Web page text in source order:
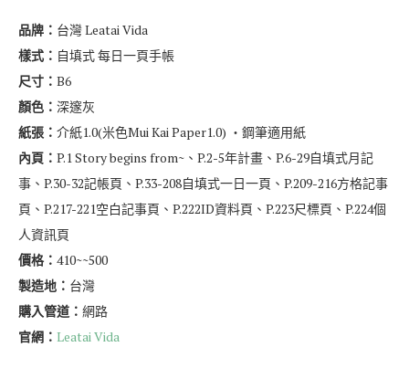
品牌： 台灣 Leatai Vida
樣式： 自填式 每日一頁手帳
尺寸： B6
顏色： 深邃灰
紙張： 介紙1.0(米色Mui Kai Paper1.0) ‧鋼筆適用紙
內頁： P.1 Story begins from~、P.2-5年計畫、P.6-29自填式月記
事、P.30-32記帳頁、P.33-208自填式一日一頁、P.209-216方格記事
頁、P.217-221空白記事頁、P.222ID資料頁、P.223尺標頁、P.224個
人資訊頁
價格： 410~~500
製造地： 台灣
購入管道： 網路
官網： Leatai Vida